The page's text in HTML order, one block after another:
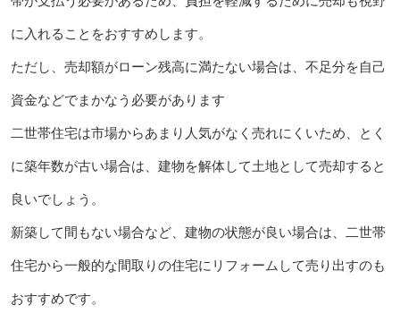
に入れることをおすすめします。
ただし、売却額がローン残高に満たない場合は、不足分を自己
資金などでまかなう必要があります
二世帯住宅は市場からあまり人気がなく売れにくいため、とく
に築年数が古い場合は、建物を解体して土地として売却すると
良いでしょう。
新築して間もない場合など、建物の状態が良い場合は、二世帯
住宅から一般的な間取りの住宅にリフォームして売り出すのも
おすすめです。